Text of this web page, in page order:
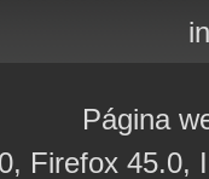
Página
Firefox 45.0,